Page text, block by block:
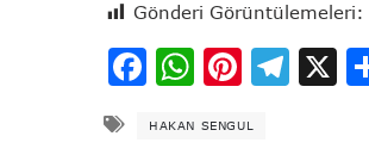
Gönderi Görüntülemeleri:
Facebook X
HAKAN SENGUL